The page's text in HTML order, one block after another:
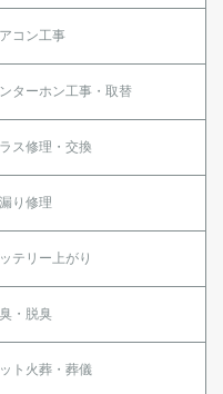
コン工事
ターホン工事・取替
ス修理・交換
り修理
テリー上がり
・脱臭
ト火葬・葬儀